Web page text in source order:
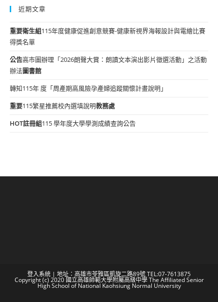
近期文章
重要衛生組115年度健康促進創意競賽-健康新視界海報設計與電繪比賽
得獎名單
公告高市圖辦理「2026朗聲大賞：朗讀文本演出影片徵選活動」之活動
辦法圖書館
轉知115年 度「周產期高風險孕產婦追蹤關懷計畫說明」
重要115繁星推薦校內選填說明教務處
HOT註冊組115 學年度大學學測成績查詢公告
登入系統 | 地址：高雄市苓雅區凱旋二路89號 TEL:07-7613875
Copyright (c) 2020 國立高雄師範大學附屬高級中學 The Affiliated Senior
High School of National Kaohsiung Normal University